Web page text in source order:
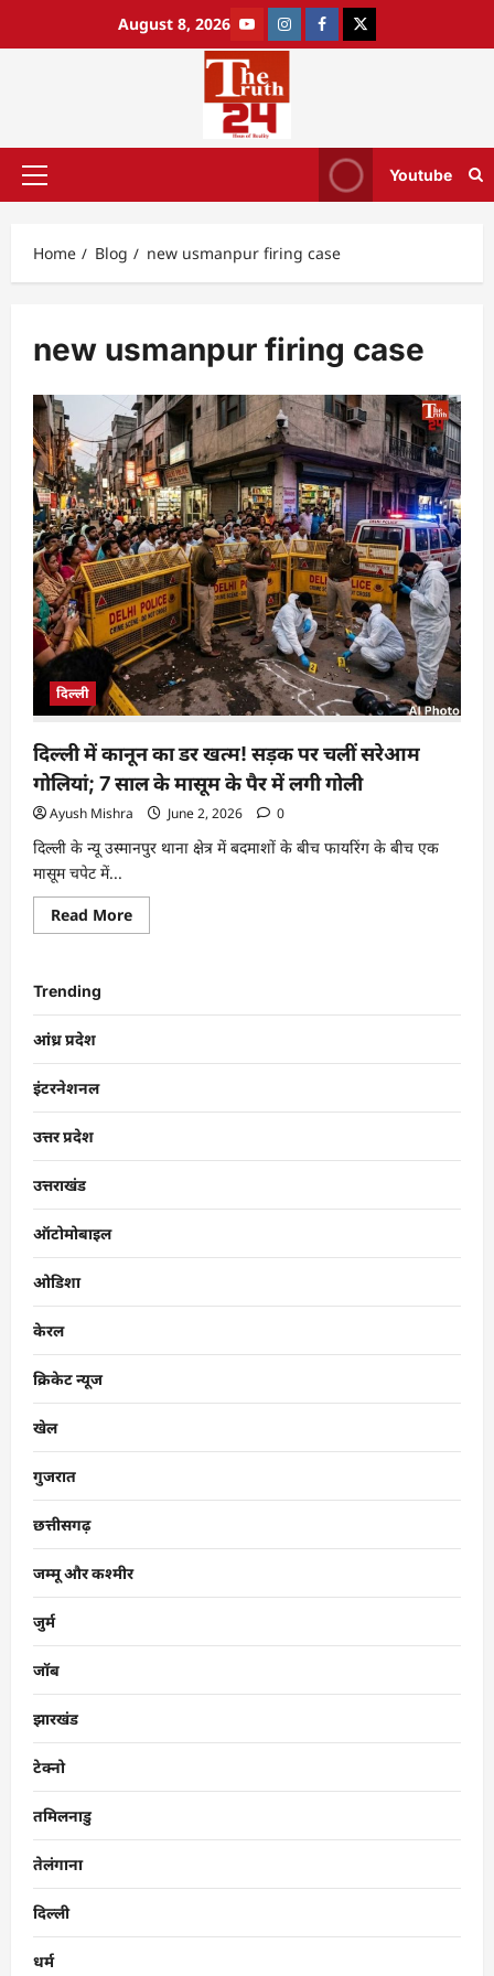
August 8, 2026
Youtube
Home Blog new usmanpur firing case
new usmanpur firing case
दिल्ली
दिल्ली में कानून का डर खत्म! सड़क पर चलीं सरेआम
गोलियां; 7 साल के मासूम के पैर में लगी गोली
Ayush Mishra June 2, 2026 0
दिल्ली के न्यू उस्मानपुर थाना क्षेत्र में बदमाशों के बीच फायरिंग के बीच एक
मासूम चपेट में...
Read More
Trending
आंध्र प्रदेश
इंटरनेशनल
उत्तर प्रदेश
उत्तराखंड
ऑटोमोबाइल
ओडिशा
केरल
क्रिकेट न्यूज
खेल
गुजरात
छत्तीसगढ़
जम्मू और कश्मीर
जुर्म
जॉब
झारखंड
टेक्नो
तमिलनाडु
तेलंगाना
दिल्ली
धर्म